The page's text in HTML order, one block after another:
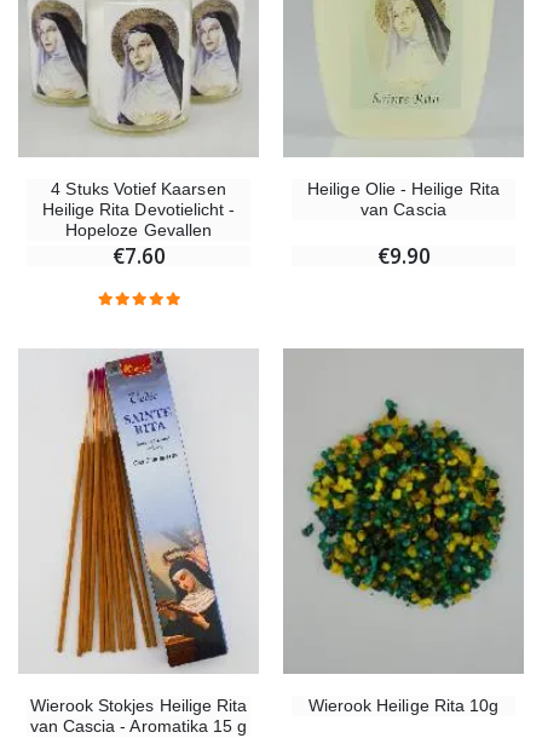
4 Stuks Votief Kaarsen
Heilige Rita Devotielicht -
Hopeloze Gevallen
€7.60
Heilige Olie - Heilige Rita
van Cascia
€9.90
Wierook Stokjes Heilige Rita
van Cascia - Aromatika 15 g
Wierook Heilige Rita 10g
€59.90 €6.00